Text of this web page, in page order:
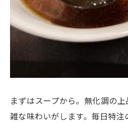
まずはスープから。無化調の
雑な味わいがします。毎日特